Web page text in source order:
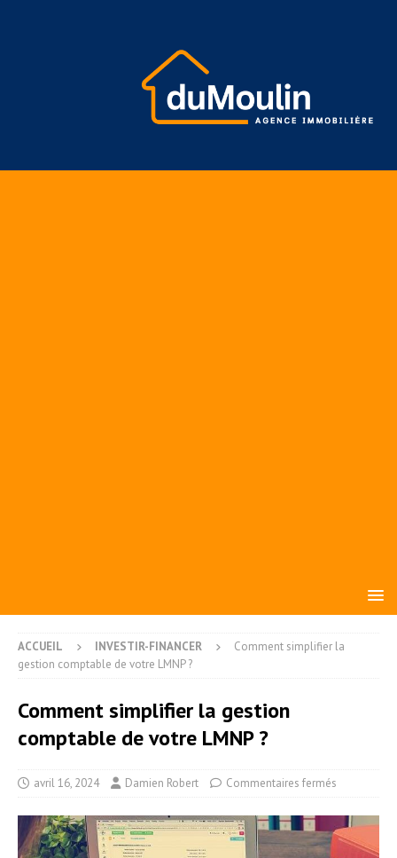
ACCUEIL INVESTIR-FINANCER
Comment simplifier la
gestion comptable de votre LMNP ?
Comment simplifier la gestion
comptable de votre LMNP ?
avril 16, 2024 Damien Robert Commentaires fermés